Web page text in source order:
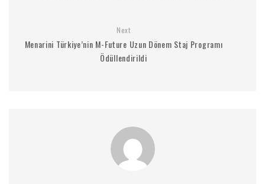
Next
Menarini Türkiye’nin M-Future Uzun Dönem Staj Programı
Ödüllendirildi